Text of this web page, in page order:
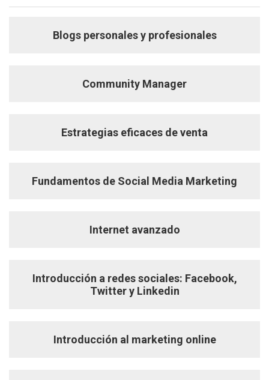
Blogs personales y profesionales
Community Manager
Estrategias eficaces de venta
Fundamentos de Social Media Marketing
Internet avanzado
Introducción a redes sociales: Facebook,
Twitter y Linkedin
Introducción al marketing online